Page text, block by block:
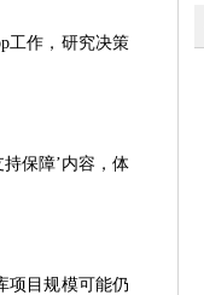
工作，研究决策
保障’内容，体
项目规模可能仍